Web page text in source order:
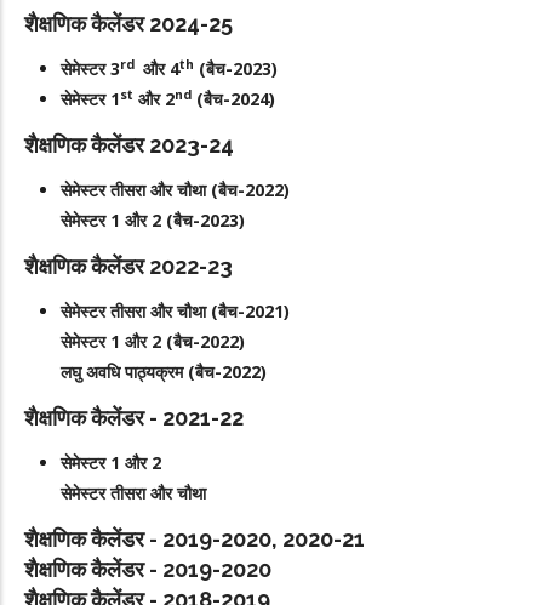
शैक्षणिक कैलेंडर 2024-25
सेमेस्टर 3rd और 4th (बैच-2023)
सेमेस्टर 1st और 2nd (बैच-2024)
शैक्षणिक कैलेंडर 2023-24
सेमेस्टर तीसरा और चौथा (बैच-2022)
सेमेस्टर 1 और 2 (बैच-2023)
शैक्षणिक कैलेंडर 2022-23
सेमेस्टर तीसरा और चौथा (बैच-2021)
सेमेस्टर 1 और 2 (बैच-2022)
लघु अवधि पाठ्यक्रम (बैच-2022)
शैक्षणिक कैलेंडर - 2021-22
सेमेस्टर 1 और 2
सेमेस्टर तीसरा और चौथा
शैक्षणिक कैलेंडर - 2019-2020, 2020-21
शैक्षणिक कैलेंडर - 2019-2020
शैक्षणिक कैलेंडर - 2018-2019